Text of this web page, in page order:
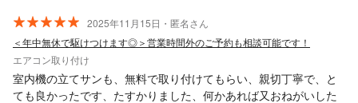
2025年11月15日・匿名さん
＜年中無休で駆けつけます◎＞営業時間外のご予約も相談可能です！
エアコン取り付け
室内機の立てサンも、無料で取り付けてもらい、親切丁寧で、と
ても良かったです、たすかりました、何かあれば又おねがいした